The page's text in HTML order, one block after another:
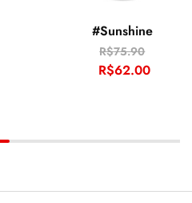
#Sunshine
R$75.90
R$62.00